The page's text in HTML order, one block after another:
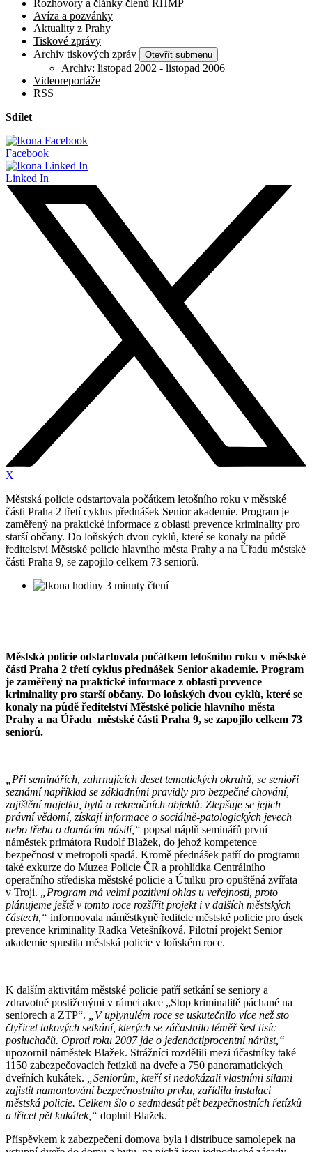
Rozhovory a články členů RHMP
Avíza a pozvánky
Aktuality z Prahy
Tiskové zprávy
Archiv tiskových zpráv
Otevřít submenu
Archiv: listopad 2002 - listopad 2006
Videoreportáže
RSS
Sdílet
Facebook
Linked In
X
Městská policie odstartovala počátkem letošního roku v městské
části Praha 2 třetí cyklus přednášek Senior akademie. Program je
zaměřený na praktické informace z oblasti prevence kriminality pro
starší občany. Do loňských dvou cyklů, které se konaly na půdě
ředitelství Městské policie hlavního města Prahy a na Úřadu městské
části Praha 9, se zapojilo celkem 73 seniorů.
3 minuty čtení
Městská policie odstartovala počátkem letošního roku v městské
části Praha 2 třetí cyklus přednášek Senior akademie. Program
je zaměřený na praktické informace z oblasti prevence
kriminality pro starší občany. Do loňských dvou cyklů, které se
konaly na půdě ředitelství Městské policie hlavního města
Prahy a na Úřadu městské části Praha 9, se zapojilo celkem 73
seniorů.
„Při seminářích, zahrnujících deset tematických okruhů, se senioři
seznámí například se základními pravidly pro bezpečné chování,
zajištění majetku, bytů a rekreačních objektů. Zlepšuje se jejich
právní vědomí, získají informace o sociálně-patologických jevech
nebo třeba o domácím násilí,“ popsal náplň seminářů první
náměstek primátora Rudolf Blažek, do jehož kompetence
bezpečnost v metropoli spadá. Kromě přednášek patří do programu
také exkurze do Muzea Policie ČR a prohlídka Centrálního
operačního střediska městské policie a Útulku pro opuštěná zvířata
v Troji. „Program má velmi pozitivní ohlas u veřejnosti, proto
plánujeme ještě v tomto roce rozšířit projekt i v dalších městských
částech,“ informovala náměstkyně ředitele městské policie pro úsek
prevence kriminality Radka Vetešníková. Pilotní projekt Senior
akademie spustila městská policie v loňském roce.
K dalším aktivitám městské policie patří setkání se seniory a
zdravotně postiženými v rámci akce „Stop kriminalitě páchané na
seniorech a ZTP“. „V uplynulém roce se uskutečnilo více než sto
čtyřicet takových setkání, kterých se zúčastnilo téměř šest tisíc
posluchačů. Oproti roku 2007 jde o jedenáctiprocentní nárůst,“
upozornil náměstek Blažek. Strážníci rozdělili mezi účastníky také
1150 zabezpečovacích řetízků na dveře a 750 panoramatických
dveřních kukátek. „Seniorům, kteří si nedokázali vlastními silami
zajistit namontování bezpečnostního prvku, zařídila instalaci
městská policie. Celkem šlo o sedmdesát pět bezpečnostních řetízků
a třicet pět kukátek,“ doplnil Blažek.
Příspěvkem k zabezpečení domova byla i distribuce samolepek na